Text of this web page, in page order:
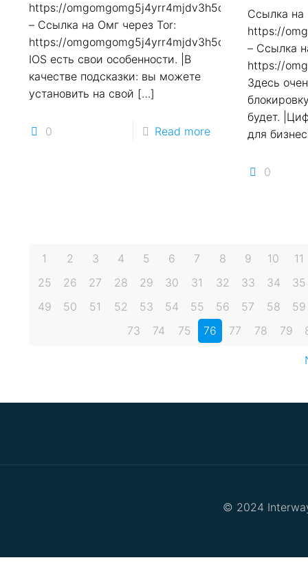
https://
– Ссылка на Омг через Tor:
https://
IOS есть свои особенности. |В
качестве подсказки: вы можете
установить на свой […]
0 Read more
Ссылка на
https://
– Ссылка
https://
Здесь
будет.
для
0
1 2 3 4 5 6 7 8 9 10
11
25
26 27 28 29 30 31 32 33 34
35
49
50 51 52 53 54 55 56 57 58
59
73
74 75 76 77 78 79
© 2024